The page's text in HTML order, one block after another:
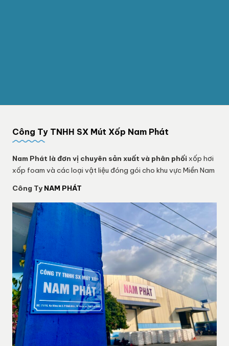
Công Ty TNHH SX Mút Xốp Nam Phát
Nam Phát là đơn vị chuyên sản xuất và phân phối xốp hơi
xốp foam và các loại vật liệu đóng gói cho khu vực Miền Nam
Công Ty NAM PHÁT